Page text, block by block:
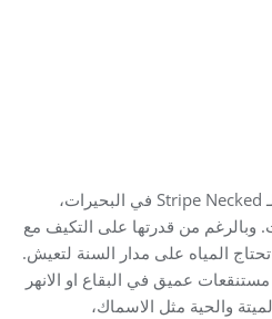
سباحة ماهرة، تعيش سلاحف الـ Stripe Necked في البحيرات،
وبالرغم من قدرتها على التكيف مع
تحتاج المياه على مدار السنة لتعيش.
عميق في البقاع او الانهر
والحية مثل الاسماك،